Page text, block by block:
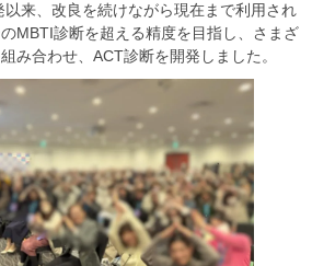
来、改良を続けながら現在まで利用され
MBTI診断を超える精度を目指し、さまざ
み合わせ、ACT診断を開発しました。​